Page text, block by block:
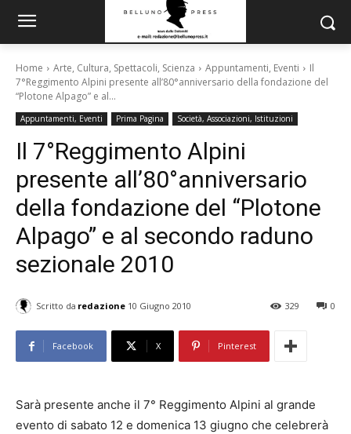
Home Arte, Cultura, Spettacoli, Scienza Appuntamenti, Eventi
Il
7°Reggimento Alpini presente all’80°anniversario della fondazione del
“Plotone Alpago” e al...
Appuntamenti, Eventi Prima Pagina Società, Associazioni, Istituzioni
Il 7°Reggimento Alpini
presente all’80°anniversario
della fondazione del “Plotone
Alpago” e al secondo raduno
sezionale 2010
Scritto da redazione 10 Giugno 2010 0
329
Facebook X Pinterest
Sarà presente anche il 7° Reggimento Alpini al grande
evento di sabato 12 e domenica 13 giugno che celebrerà